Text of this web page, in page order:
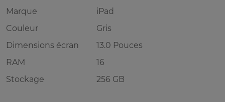
Marque
iPad
Couleur
Gris
Dimensions écran
13.0 Pouces
RAM
16
Stockage
256 GB